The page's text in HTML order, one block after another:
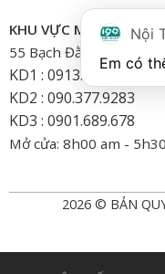
KHU VỰC MIỀN NAM
55 Bạch Đằng, Phường
KD1 : 0913.922.926
KD2 : 090.377.9283
KD3 : 0901.689.678
Mở cửa: 8h00 am -
2026 © BẢN
Nội